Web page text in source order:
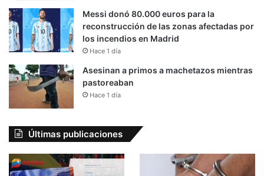
Messi donó 80.000 euros para la
reconstrucción de las zonas afectadas por
los incendios en Madrid
Hace 1 día
Asesinan a primos a machetazos mientras
pastoreaban
Hace 1 día
Últimas publicaciones